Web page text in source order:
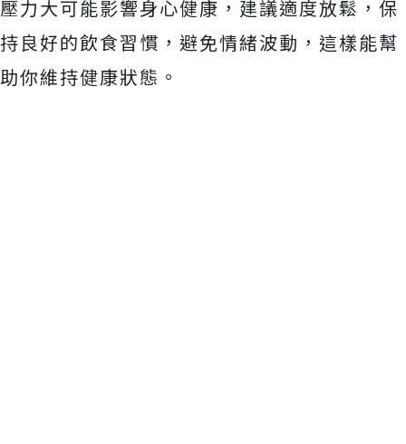
壓力大可能影響身心健康，建議適度放鬆，保
持良好的飲食習慣，避免情緒波動，這樣能幫
助你維持健康狀態。